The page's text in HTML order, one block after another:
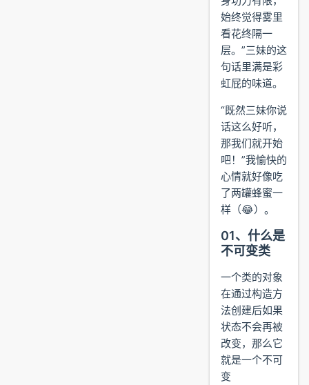
始终觉得雾里
看花终隔一
层。”三妹的这
句话里满是彩
虹屁的味道。
“既然三妹你说
话这么好听，
那我们就开始
吧！”我愉快的
心情就好像吃
了两罐蜂蜜一
样（😂）。
01、什么是
不可变类
一个类的对象
在通过构造方
法创建后如果
状态不会再被
改变，那么它
就是一个不可
变